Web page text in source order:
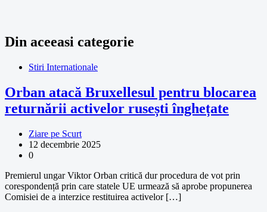
Din aceeasi categorie
Stiri Internationale
Orban atacă Bruxellesul pentru blocarea
returnării activelor rusești înghețate
Ziare pe Scurt
12 decembrie 2025
0
Premierul ungar Viktor Orban critică dur procedura de vot prin
corespondență prin care statele UE urmează să aprobe propunerea
Comisiei de a interzice restituirea activelor […]